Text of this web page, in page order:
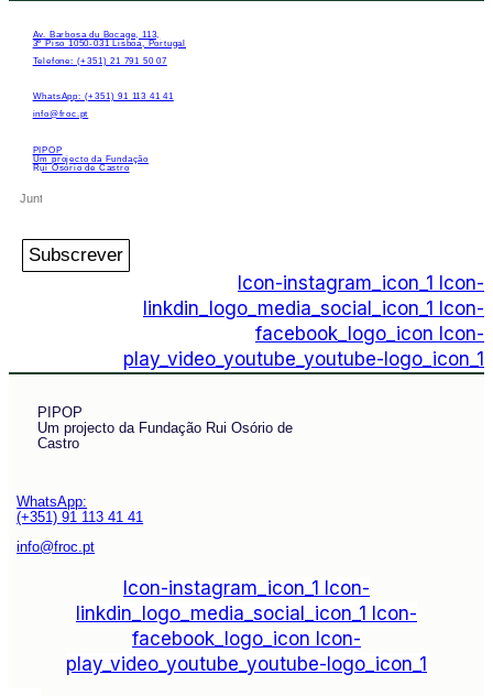
Av. Barbosa du Bocage, 113,
3º Piso 1050-031 Lisboa, Portugal
Telefone: (+351) 21 791 50 07
WhatsApp: (+351) 91 113 41 41
info@froc.pt
PIPOP
Um projecto da Fundação
Rui Osório de Castro
Subscrever
Icon-instagram_icon_1
Icon-
linkdin_logo_media_social_icon_1
Icon-
facebook_logo_icon Icon-
play_video_youtube_youtube-logo_icon_1
PIPOP
Um projecto da Fundação Rui Osório de
Castro
WhatsApp:
(+351) 91 113 41 41
info@froc.pt
Icon-instagram_icon_1
Icon-
linkdin_logo_media_social_icon_1
Icon-
facebook_logo_icon Icon-
play_video_youtube_youtube-logo_icon_1